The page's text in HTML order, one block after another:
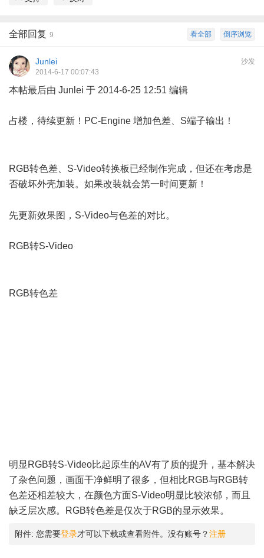
倒序浏览
看全部
全部回复 9
沙发
Junlei
2014-6-17 00:07:43
本帖最后由 Junlei 于 2014-6-25 12:51 编辑
占楼，待续更新！PC-Engine 增加色差、S端子输出！
RGB转色差、S-Video转换板已经制作完成，但还在考虑是
否破坏外壳加装。如果改装就会第一时间更新！
先更新效果图，S-Video与色差的对比。
RGB转S-Video
RGB转色差
明显RGB转S-Video比起原生的AV有了质的提升，基本解决
了杂色问题，画面干净鲜明了很多，但相比RGB与RGB转
色差还相差较大，在颜色方面S-Video明显比较浓郁，而且
缺乏层次感。RGB转色差是仅次于RGB的显示效果。
附件: 您需要登录才可以下载或查看附件。没有账号？注册